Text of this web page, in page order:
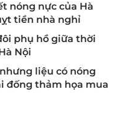
nóng nực của Hà
tiền nhà nghỉ
phụ hồ giữa thời
Nội
liệu có nóng
đống thảm họa mua